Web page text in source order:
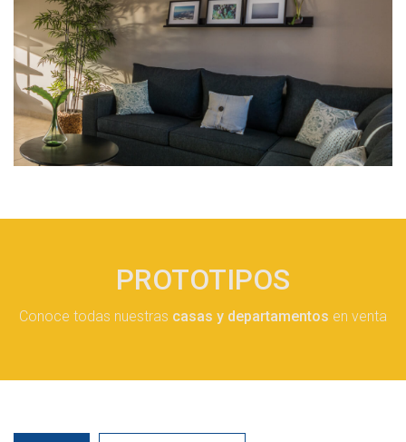
PROTOTIPOS
Conoce todas nuestras casas y departamentos en venta